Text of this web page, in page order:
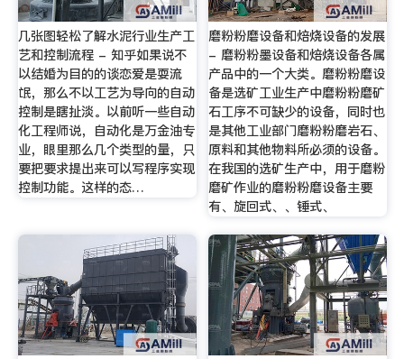
几张图轻松了解水泥行业生产工
艺和控制流程 - 知乎如果说不
以结婚为目的的谈恋爱是耍流
氓，那么不以工艺为导向的自动
控制是瞎扯淡。以前听一些自动
化工程师说，自动化是万金油专
业，眼里那么几个类型的量，只
要把要求提出来可以写程序实现
控制功能。这样的态…
磨粉粉磨设备和焙烧设备的发展
- 磨粉粉墨设备和焙烧设备各属
产品中的一个大类。磨粉粉磨设
备是选矿工业生产中磨粉粉磨矿
石工序不可缺少的设备，同时也
是其他工业部门磨粉粉磨岩石、
原料和其他物料所必须的设备。
在我国的选矿生产中，用于磨粉
磨矿作业的磨粉粉磨设备主要
有、旋回式、、锤式、